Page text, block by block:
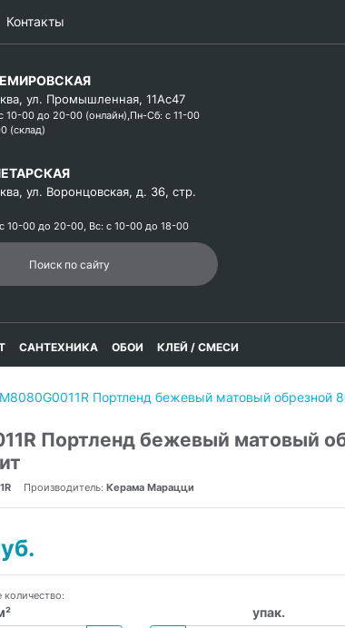
Контакты
ул. Промышленная, 11Ас47
10-00 до 20-00 (онлайн),Пн-Сб: с 11-00
(склад)
ул. Воронцовская, д. 36, стр.
10-00 до 20-00, Вс: с 10-00 до 18-00
САНТЕХНИКА ОБОИ КЛЕЙ / СМЕСИ
Портленд бежевый матовый
Портленд бежевый матовый
Производитель: Керама Марацци
упак.